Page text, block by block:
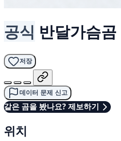
공식 반달가슴곰
저장
데이터 문제 신고
같은 곰을 봤나요? 제보하기
위치